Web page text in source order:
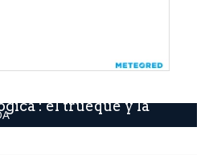
: él trueque y la